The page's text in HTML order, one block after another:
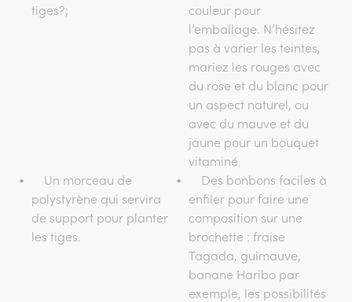
tiges?;
couleur pour
l’emballage. N’hésitez
pas à varier les teintes,
mariez les rouges avec
du rose et du blanc pour
un aspect naturel, ou
avec du mauve et du
jaune pour un bouquet
vitaminé.
Un morceau de
polystyrène qui servira
de support pour planter
les tiges.
Des bonbons faciles à
enfiler pour faire une
composition sur une
brochette : fraise
Tagada, guimauve,
banane Haribo par
exemple, les possibilités